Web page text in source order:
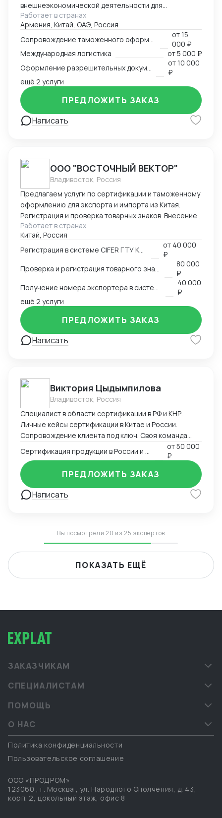
внешнеэкономической деятельности для
участников международного рынка из России и
Армении. Наш опыт в сфере ВЭД более 13 лет
позволяет нам оказывать качественные
консалтинговые услуги для компаний, решивших
выйти на международный рынок. MM Log&Consult
поможет организовать международный бизнес в
Вашей компании в требуемых масштабах: -
организация и внедрение ВЭД с нуля; -
консультирование и разработка стратегии
внедрения ВЭД в компанию силами заказчика; -
сопровождение международной сделки разово или
Работает в странах
Армения, Китай, ОАЭ, Россия
от15
000 ₽
Международная логистика
от5 000 ₽
от10 000
₽
ещё 2 услуги
Написать
ПРЕДЛОЖИТЬ ЗАКАЗ
ООО "ВОСТОЧНЫЙ ВЕКТОР"
Владивосток, Россия
Предлагаем услуги по сертификации и таможенному
оформлению для экспорта и импорта из Китая.
Регистрация и проверка товарных знаков. Внесение
в таможенный реестр товарных знаков.
Изготовление маркировки для пищевой продукции
для реализации в Китае. Получение номера
HS и CIQ кодов.
Работает в странах
Китай, Россия
от 40 000
₽
80 000
₽
40 000
₽
ещё 2 услуги
Написать
ПРЕДЛОЖИТЬ ЗАКАЗ
Виктория Цыдымпилова
Владивосток, Россия
Специалист в области сертификации в РФ и КНР.
Личные кейсы сертификации в Китае и России.
Сопровождение клиента под ключ. Своя команда
от50 000
₽
Написать
ПРЕДЛОЖИТЬ ЗАКАЗ
Вы посмотрели 20 из 25 экспертов
ПОКАЗАТЬ ЕЩЁ
ЗАКАЗЧИКАМ
СПЕЦИАЛИСТАМ
ПОМОЩЬ
О НАС
Политика конфиденциальности
Пользовательское соглашение
ООО «ПРОДРОМ»
123060 , г. Москва , ул. Народного Ополчения, д. 43,
корп. 2, цокольный этаж, офис 8